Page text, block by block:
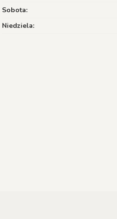
Sobota:
Niedziela: